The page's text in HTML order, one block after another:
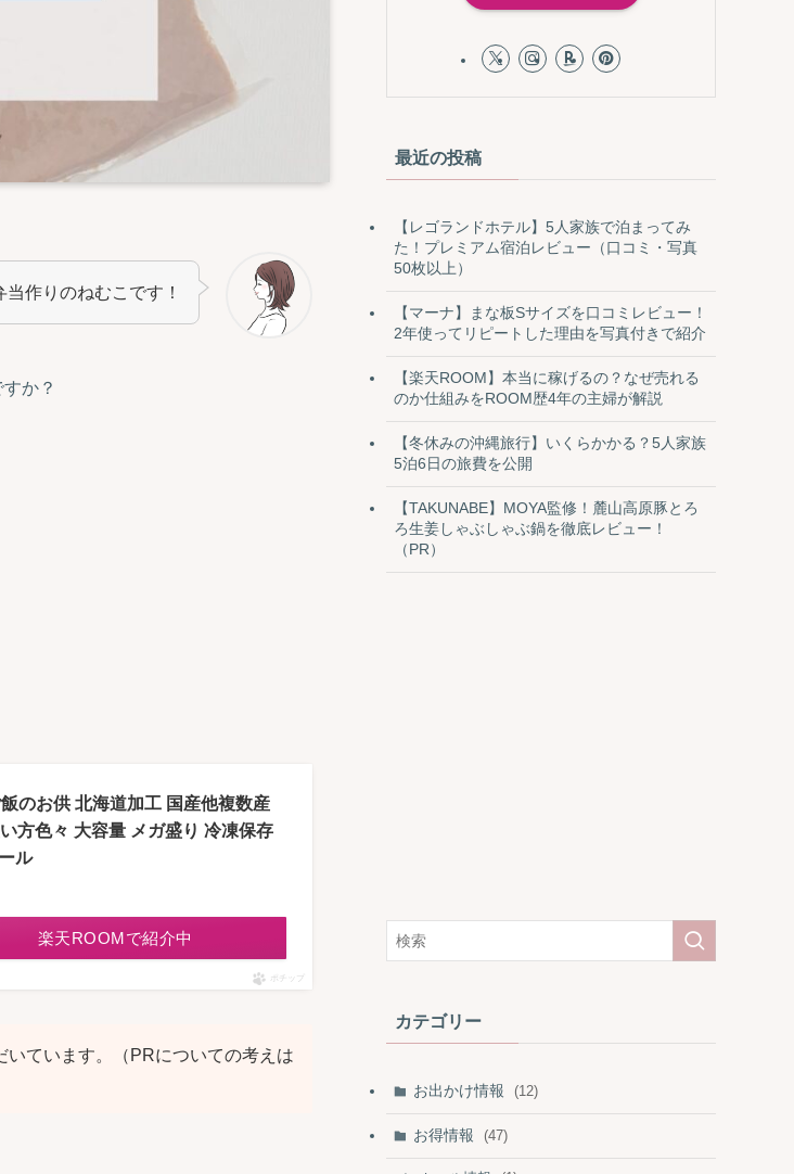
作りのねむこです！
か？
のお供 北海道加工 国産他複数産
方色々 大容量 メガ盛り 冷凍保存
ル
楽天ROOMで紹介中
ポチップ
ています。（PRについての考えは
最近の投稿
【レゴランドホテル】5人家族で泊まってみ
た！プレミアム宿泊レビュー（口コミ・写真
50枚以上）
【マーナ】まな板Sサイズを口コミレビュー！
2年使ってリピートした理由を写真付きで紹介
【楽天ROOM】本当に稼げるの？なぜ売れる
のか仕組みをROOM歴4年の主婦が解説
【冬休みの沖縄旅行】いくらかかる？5人家族
5泊6日の旅費を公開
【TAKUNABE】MOYA監修！麓山高原豚とろ
ろ生姜しゃぶしゃぶ鍋を徹底レビュー！
（PR）
カテゴリー
お出かけ情報 (12)
お得情報 (47)